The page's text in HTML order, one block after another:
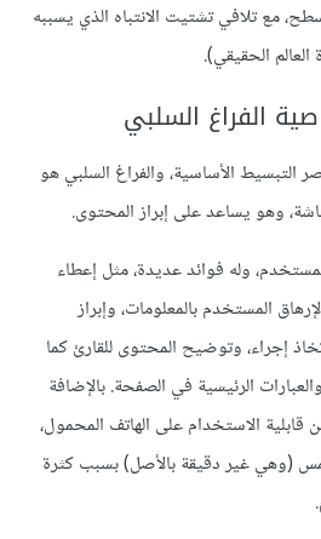
مع تلافي تشتيت الانتباه الذي يسببه
العالم الحقيقي).
التبسيط الأساسية، والفراغ السلبي هو
وهو يساعد على إبراز المحتوى.
وله فوائد عديدة، مثل إعطاء
المستخدم بالمعلومات، وإبراز
إجراء، وتوضيح المحتوى للقارئ كما
الرئيسية في الصفحة. بالإضافة
قابلية الاستخدام على الهاتف المحمول،
(وهي غير دقيقة بالأصل) بسبب كثرة